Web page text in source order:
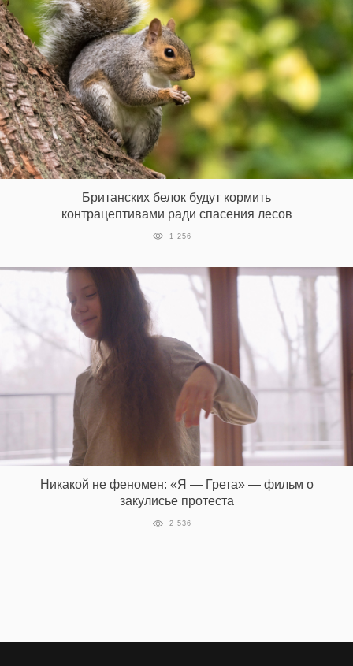
Британских белок будут кормить
контрацептивами ради спасения лесов
1 256
Никакой не феномен: «Я — Грета» — фильм о
закулисье протеста
2 536